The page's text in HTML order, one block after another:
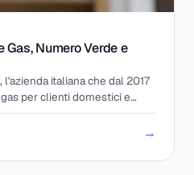
Numero Verde e
l'azienda italiana che dal 2017
per clienti domestici e
→